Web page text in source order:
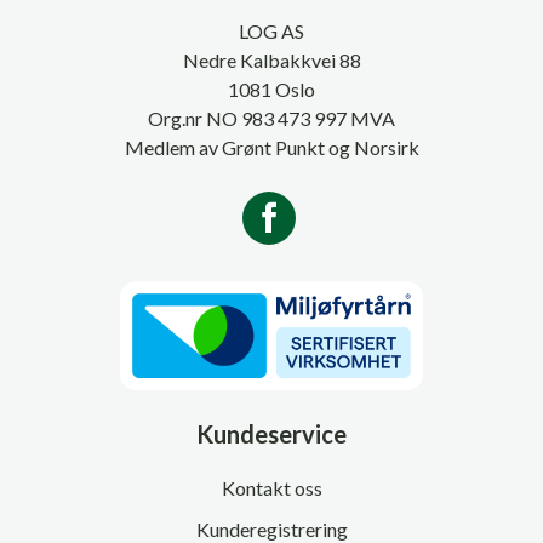
LOG AS
Nedre Kalbakkvei 88
1081 Oslo
Org.nr NO 983 473 997 MVA
Medlem av Grønt Punkt og Norsirk
Kundeservice
Kontakt oss
Kunderegistrering